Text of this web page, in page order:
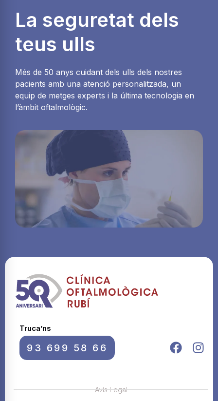
La seguretat dels
teus ulls
Més de 50 anys cuidant dels ulls dels nostres
pacients amb una atenció personalitzada, un
equip de metges experts i la última tecnologia en
l’àmbit oftalmològic.
Truca’ns
93 699 58 66
Avís Legal